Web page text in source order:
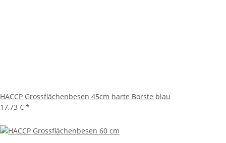
HACCP Grossflächenbesen 45cm harte Borste blau
17,73 € *